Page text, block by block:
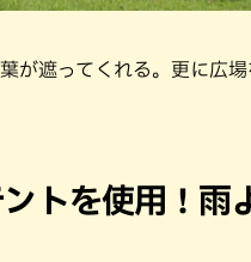
が遮ってくれる。更に広
トを使用！雨